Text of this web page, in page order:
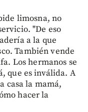
limosna, no
"De eso
a la que
También vende
Los hermanos se
que es inválida. A
casa la mamá,
hacer la